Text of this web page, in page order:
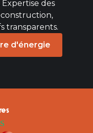
Expertise des
transparents.
d'énergie